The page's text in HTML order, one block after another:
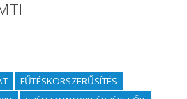
FŰTÉSKORSZERŰSÍTÉS